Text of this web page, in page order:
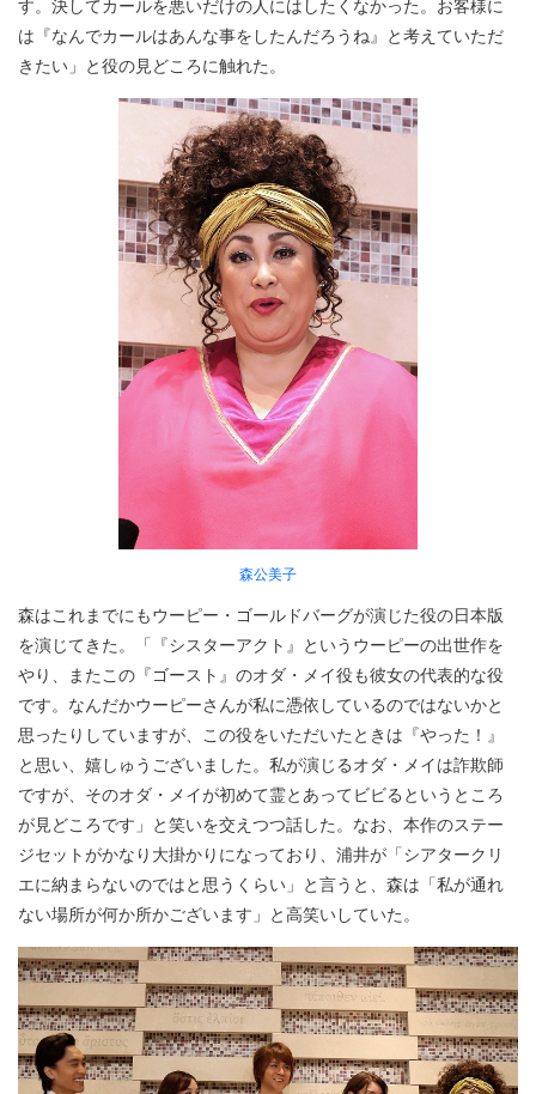
す。決してカールを悪いだけの人にはしたくなかった。お客様に
は『なんでカールはあんな事をしたんだろうね』と考えていただ
きたい」と役の見どころに触れた。
森公美子
森はこれまでにもウーピー・ゴールドバーグが演じた役の日本版
を演じてきた。「『シスターアクト』というウーピーの出世作を
やり、またこの『ゴースト』のオダ・メイ役も彼女の代表的な役
です。なんだかウーピーさんが私に憑依しているのではないかと
思ったりしていますが、この役をいただいたときは『やった！』
と思い、嬉しゅうございました。私が演じるオダ・メイは詐欺師
ですが、そのオダ・メイが初めて霊とあってビビるというところ
が見どころです」と笑いを交えつつ話した。なお、本作のステー
ジセットがかなり大掛かりになっており、浦井が「シアタークリ
エに納まらないのではと思うくらい」と言うと、森は「私が通れ
ない場所が何か所かございます」と高笑いしていた。